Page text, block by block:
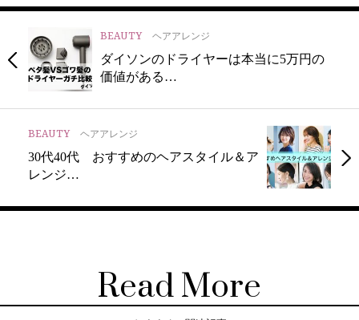
BEAUTY ヘアアレンジ
ダイソンのドライヤーは本当に5万円の
価値がある…
BEAUTY ヘアアレンジ
30代40代 おすすめのヘアスタイル＆ア
レンジ…
Read More